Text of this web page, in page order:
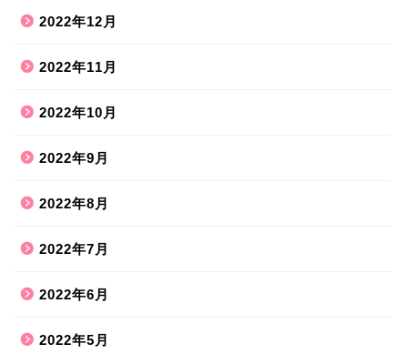
2022年12月
2022年11月
2022年10月
2022年9月
2022年8月
2022年7月
2022年6月
2022年5月